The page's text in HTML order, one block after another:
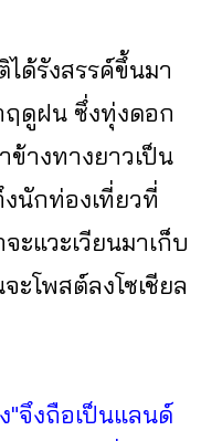
ด้รังสรรค์ขึ้นมา
ฤดูฝน ซึ่งทุ่งดอก
างทางยาวเป็น
นักท่องเที่ยวที่
แวะเวียนมาเก็บ
ะโพสต์ลงโซเชียล
"จึงถือเป็นแลนด์